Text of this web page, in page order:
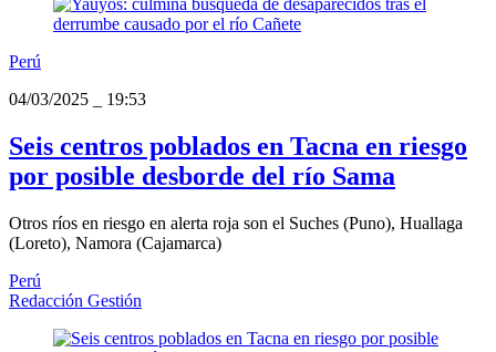
Perú
04/03/2025
19:53
Seis centros poblados en Tacna en riesgo
por posible desborde del río Sama
Otros ríos en riesgo en alerta roja son el Suches (Puno), Huallaga
(Loreto), Namora (Cajamarca)
Perú
Redacción Gestión